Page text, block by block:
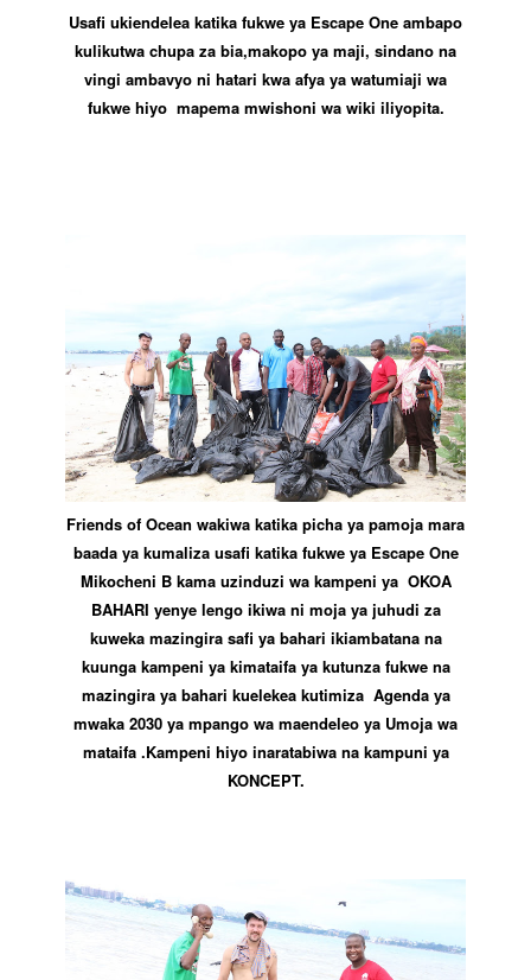
Usafi ukiendelea katika fukwe ya Escape One ambapo
kulikutwa chupa za bia,makopo ya maji, sindano na
vingi ambavyo ni hatari kwa afya ya watumiaji wa
fukwe hiyo mapema mwishoni wa wiki iliyopita.
Friends of Ocean wakiwa katika picha ya pamoja mara
baada ya kumaliza usafi katika fukwe ya Escape One
Mikocheni B kama uzinduzi wa kampeni ya OKOA
BAHARI yenye lengo ikiwa ni moja ya juhudi za
kuweka mazingira safi ya bahari ikiambatana na
kuunga kampeni ya kimataifa ya kutunza fukwe na
mazingira ya bahari kuelekea kutimiza Agenda ya
mwaka 2030 ya mpango wa maendeleo ya Umoja wa
mataifa .Kampeni hiyo inaratabiwa na kampuni ya
KONCEPT.